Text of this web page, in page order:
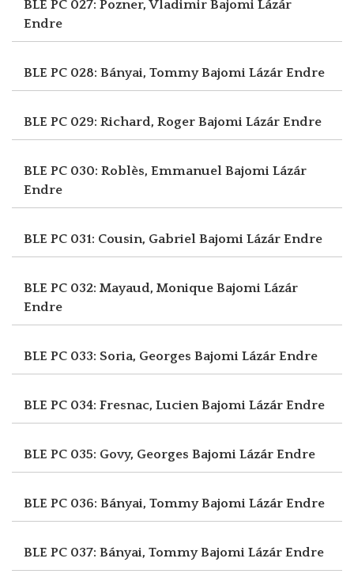
BLE PC 027: Pozner, Vladimir Bajomi Lázár
Endre
BLE PC 028: Bányai, TommyBajomi Lázár Endre
BLE PC 029: Richard, Roger Bajomi Lázár Endre
BLE PC 030: Roblès, Emmanuel Bajomi Lázár
Endre
BLE PC 031: Cousin, Gabriel Bajomi Lázár Endre
BLE PC 032: Mayaud, Monique Bajomi Lázár
Endre
BLE PC 033: Soria, Georges Bajomi Lázár Endre
BLE PC 034: Fresnac, LucienBajomi Lázár Endre
BLE PC 035: Govy, Georges Bajomi Lázár Endre
BLE PC 036: Bányai, TommyBajomi Lázár Endre
BLE PC 037: Bányai, TommyBajomi Lázár Endre